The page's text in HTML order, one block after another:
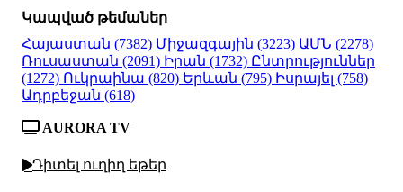
Կապված թեմաներ
Հայաստան (7382) Միջազգային (3223) ԱՄՆ (2278)
Ռուսաստան (2091) Իրան (1732) Ընտրություններ
(1272) Ուկրաինա (820) Երևան (795) Իսրայել (758)
Ադրբեջան (618)
AURORA TV
Դիտել ուղիղ եթեր